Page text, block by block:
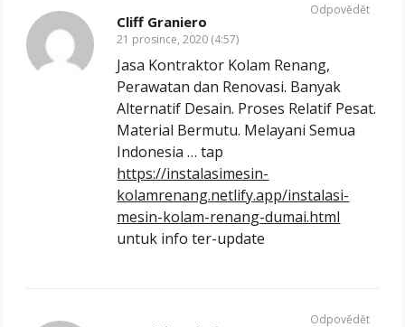
Cliff Graniero
21 prosince, 2020 (4:57)
Jasa Kontraktor Kolam Renang,
Perawatan dan Renovasi. Banyak
Alternatif Desain. Proses Relatif Pesat.
Material Bermutu. Melayani Semua
Indonesia … tap
https://instalasimesin-
kolamrenang.netlify.app/instalasi-
mesin-kolam-renang-dumai.html
untuk info ter-update
Odpovědět
Odpovědět